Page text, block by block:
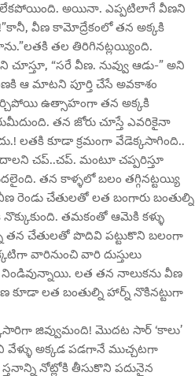
లేకపోయింది. అయినా. ఎప్పటిలాగే వీణని
వీణ కామోద్రేకంలో తన అక్కకి
తల తిరిగినట్లయ్యింది.
“సరే వీణ. నువ్వు ఆడు-” అని
ఆ మాటని పూర్తి చేసే అవకాశం
ఉత్సాహంగా తన అక్కకి
తన జోరు చూస్తే ఎవరికైనా
కూడా క్రమంగా వేడెక్కసాగింది..
చప్..చప్. మంటూ చప్పరిస్తూ
తన కాళ్ళలో బలం తగ్గినట్టయ్యి
చేతులతో లత బంగారు బంతుల్ని
తమకంతో ఆమెకి కళ్ళు
తన చేతులతో పొదివి పట్టుకొని బలంగా
వారినుంచి వారి దుస్తులు
నిండివున్నాయి. లత తన నాలుకను వీణ
కూడా లత బంతుల్ని హార్న్ నొకినట్టుగా
జివ్వుమంది! మొదట సార్ ‘కాలు’
వేళ్ళు అక్కడ పడగానే ముచ్చటగా
నోట్లోకి తీసుకొని పదునైన